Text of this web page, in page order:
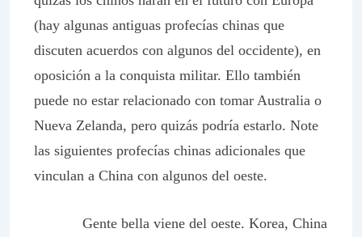
(hay algunas antiguas profecías chinas que
discuten acuerdos con algunos del occidente), en
oposición a la conquista militar. Ello también
puede no estar relacionado con tomar Australia o
Nueva Zelanda, pero quizás podría estarlo. Note
las siguientes profecías chinas adicionales que
vinculan a China con algunos del oeste.
Gente bella viene del oeste. Korea, China